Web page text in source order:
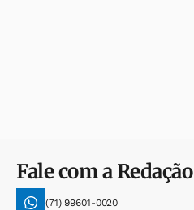
Fale com a Redação
(71) 99601-0020